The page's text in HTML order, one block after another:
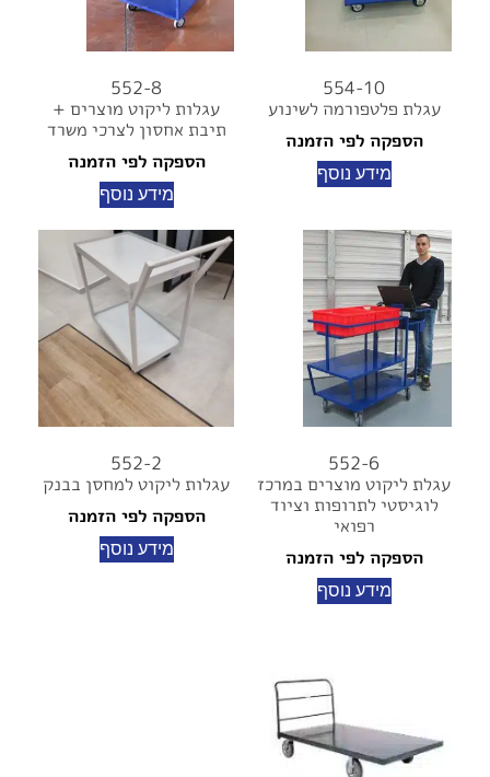
554-10
עגלת פלטפורמה לשינוע
הספקה לפי הזמנה
מידע נוסף
552-8
עגלות ליקוט מוצרים +
תיבת אחסון לצרכי משרד
הספקה לפי הזמנה
מידע נוסף
552-6
עגלת ליקוט מוצרים במרכז
לוגיסטי לתרופות וציוד
רפואי
הספקה לפי הזמנה
מידע נוסף
552-2
עגלות ליקוט למחסן בבנק
הספקה לפי הזמנה
מידע נוסף